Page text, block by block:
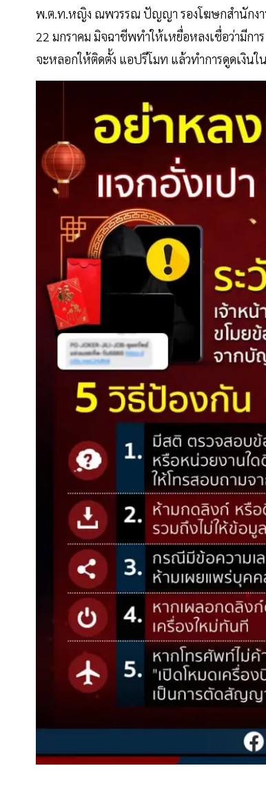
พ.ต.ท.หญิง ณพวรรณ ปัญญา รองโฆษกสำนักงา
22 มกราคม มิจฉาชีพทำให้เหยื่อหลงเชื่อว่ามีกา
จะหลอกให้ติดตั้ง แอปรีโมท แล้วทำการดูดเงิน